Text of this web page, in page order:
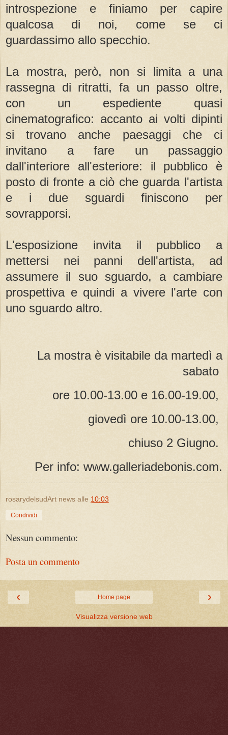
introspezione e finiamo per capire
qualcosa di noi, come se ci
guardassimo allo specchio.
La mostra, però, non si limita a una
rassegna di ritratti, fa un passo oltre,
con un espediente quasi
cinematografico: accanto ai volti dipinti
si trovano anche paesaggi che ci
invitano a fare un passaggio
dall'interiore all'esteriore: il pubblico è
posto di fronte a ciò che guarda l'artista
e i due sguardi finiscono per
sovrapporsi.
L'esposizione invita il pubblico a
mettersi nei panni dell'artista, ad
assumere il suo sguardo, a cambiare
prospettiva e quindi a vivere l'arte con
uno sguardo altro.
La mostra è visitabile da martedì a
sabato
ore 10.00-13.00 e 16.00-19.00,
giovedì ore 10.00-13.00,
chiuso 2 Giugno.
Per info: www.galleriadebonis.com.
rosarydelsudArt news alle 10:03
Condividi
Nessun commento:
Posta un commento
‹ ›
Home page
Visualizza versione web